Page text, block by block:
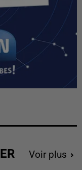
Voir plus